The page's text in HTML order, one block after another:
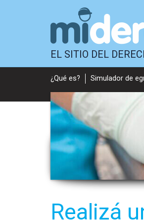
EL SITIO DEL
¿Qué es? Simulador de
Realizá